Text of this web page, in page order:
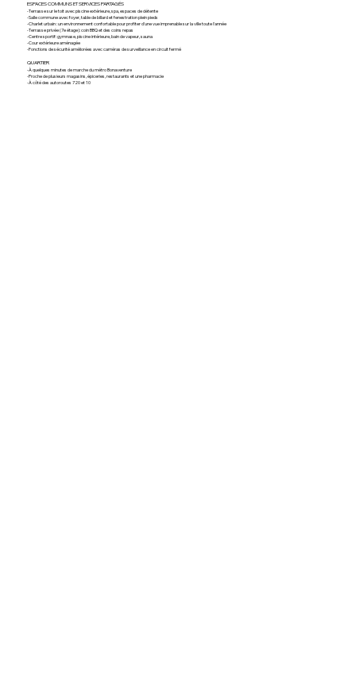
ESPACES COMMUNS ET SERVICES PARTAGÉS
-Terrasse sur le toit avec piscine extérieure, spa, espaces de détente
-Salle commune avec foyer, table de billard et fenestration plein pieds
-Charlet urbain : un environnement confortable pour profiter d'une vue imprenable sur la ville toute l'année
-Terrasse privée (7e étage): coin BBQ et des coins repas
-Centre sportif: gymnase, piscine intérieure, bain de vapeur, sauna
-Cour extérieure aménagée
-Fonctions de sécurité améliorées avec caméras de surveillance en circuit fermé
QUARTIER
-À quelques minutes de marche du métro Bonaventure
-Proche de plusieurs magasins, épiceries, restaurants et une pharmacie
-À côté des autoroutes 720 et 10